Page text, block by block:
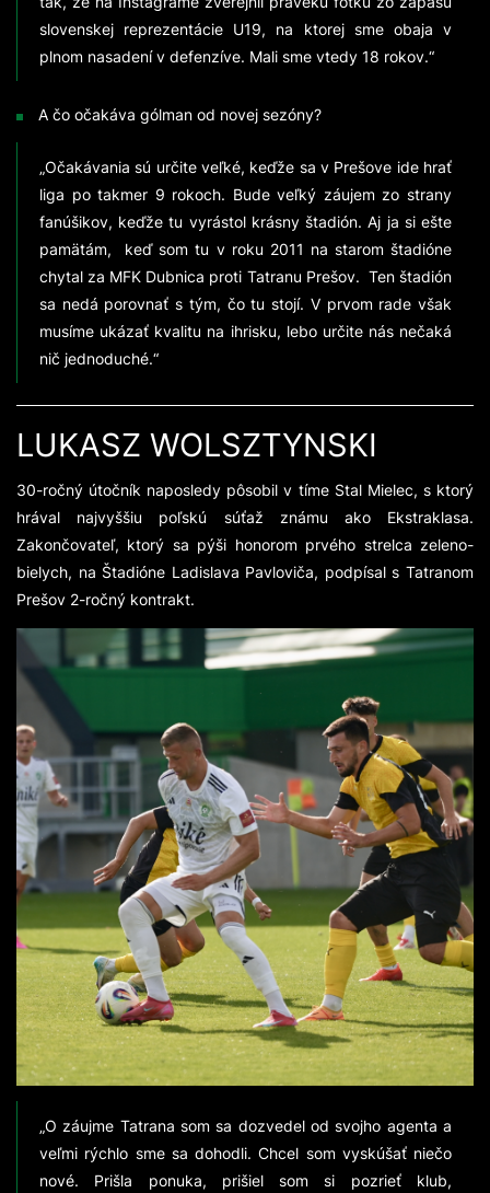
slovenskej reprezentácie U19, na ktorej sme obaja v
plnom nasadení v defenzíve. Mali sme vtedy 18 rokov.“
A čo očakáva gólman od novej sezóny?
„Očakávania sú určite veľké, keďže sa v Prešove ide hrať
liga po takmer 9 rokoch. Bude veľký záujem zo strany
fanúšikov, keďže tu vyrástol krásny štadión. Aj ja si ešte
pamätám, keď som tu v roku 2011 na starom štadióne
chytal za MFK Dubnica proti Tatranu Prešov. Ten štadión
sa nedá porovnať s tým, čo tu stojí. V prvom rade však
musíme ukázať kvalitu na ihrisku, lebo určite nás nečaká
nič jednoduché.“
LUKASZ WOLSZTYNSKI
30-ročný útočník naposledy pôsobil v tíme Stal Mielec, s ktorý
hrával najvyššiu poľskú súťaž známu ako Ekstraklasa.
Zakončovateľ, ktorý sa pýši honorom prvého strelca zeleno-
bielych, na Štadióne Ladislava Pavloviča, podpísal s Tatranom
Prešov 2-ročný kontrakt.
„O záujme Tatrana som sa dozvedel od svojho agenta a
veľmi rýchlo sme sa dohodli. Chcel som vyskúšať niečo
nové. Prišla ponuka, prišiel som si pozrieť klub,